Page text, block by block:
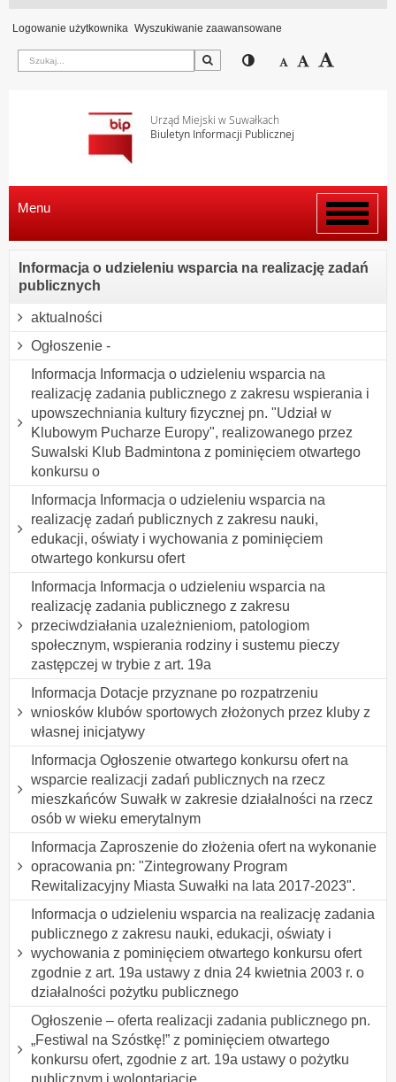
Logowanie użytkownika Wyszukiwanie zaawansowane
Szukaj Przełącz pomiędzy
Zmniejsz
Domyślny
Urząd Miejski w Suwałkach
Biuletyn Informacji Publicznej
Włącz
menu
Menu
Informacja o udzieleniu wsparcia na realizację zadań
publicznych
aktualności
Ogłoszenie -
Informacja Informacja o udzieleniu wsparcia na
realizację zadania publicznego z zakresu wspierania i
upowszechniania kultury fizycznej pn. "Udział w
Klubowym Pucharze Europy", realizowanego przez
Suwalski Klub Badmintona z pominięciem otwartego
konkursu o
Informacja Informacja o udzieleniu wsparcia na
realizację zadań publicznych z zakresu nauki,
edukacji, oświaty i wychowania z pominięciem
otwartego konkursu ofert
Informacja Informacja o udzieleniu wsparcia na
realizację zadania publicznego z zakresu
przeciwdziałania uzależnieniom, patologiom
społecznym, wspierania rodziny i sustemu pieczy
zastępczej w trybie z art. 19a
Informacja Dotacje przyznane po rozpatrzeniu
wniosków klubów sportowych złożonych przez kluby z
własnej inicjatywy
Informacja Ogłoszenie otwartego konkursu ofert na
wsparcie realizacji zadań publicznych na rzecz
mieszkańców Suwałk w zakresie działalności na rzecz
osób w wieku emerytalnym
Informacja Zaproszenie do złożenia ofert na wykonanie
opracowania pn: "Zintegrowany Program
Rewitalizacyjny Miasta Suwałki na lata 2017-2023".
Informacja o udzieleniu wsparcia na realizację zadania
publicznego z zakresu nauki, edukacji, oświaty i
wychowania z pominięciem otwartego konkursu ofert
zgodnie z art. 19a ustawy z dnia 24 kwietnia 2003 r. o
działalności pożytku publicznego
Ogłoszenie – oferta realizacji zadania publicznego pn.
„Festiwal na Szóstkę!” z pominięciem otwartego
konkursu ofert, zgodnie z art. 19a ustawy o pożytku
publicznym i wolontariacie